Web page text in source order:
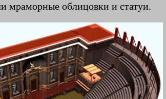
мраморные облицовки и статуи.